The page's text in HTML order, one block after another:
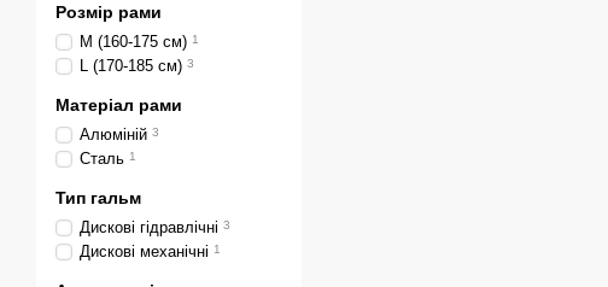
Розмір рами
M (160-175 см) 1
L (170-185 см) 3
Матеріал рами
Алюміній 3
Сталь 1
Тип гальм
Дискові гідравлічні 3
Дискові механічні 1